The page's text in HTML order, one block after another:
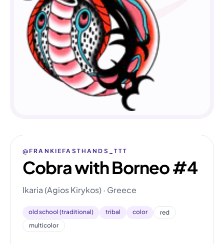
@FRANKIEFASTHANDS_TTT
Cobra with Borneo #4
Ikaria (Agios Kirykos) · Greece
old school (traditional) tribal color
red
multicolor